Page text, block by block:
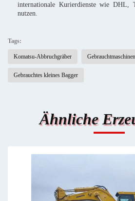
internationale Kurierdienste wie DHL,
nutzen.
Tags:
Komatsu-Abbruchgräber
Gebrauchtes kleines Bagger
Ähnliche